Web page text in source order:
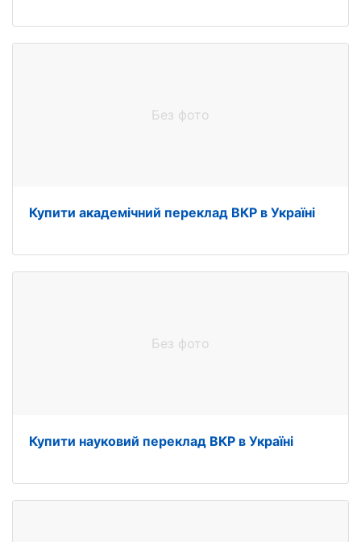
Без фото
Купити академічний переклад ВКР в Україні
Без фото
Купити науковий переклад ВКР в Україні